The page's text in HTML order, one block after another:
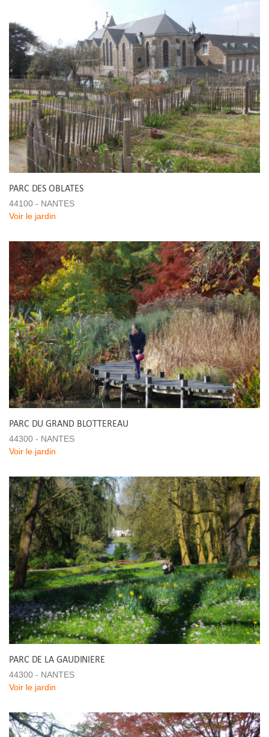
PARC DES OBLATES
44100 - NANTES
Voir le jardin
PARC DU GRAND BLOTTEREAU
44300 - NANTES
Voir le jardin
PARC DE LA GAUDINIERE
44300 - NANTES
Voir le jardin